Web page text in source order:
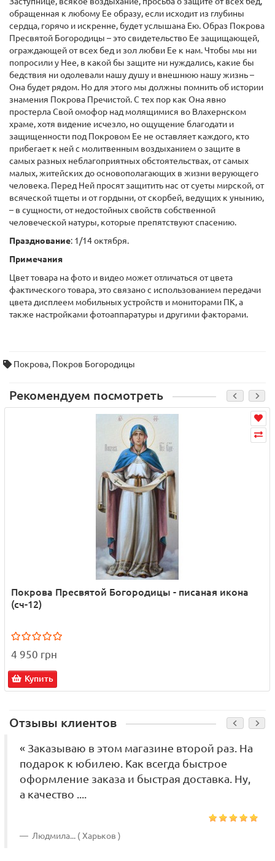
обращенная к любому Ее образу, если исходит из глубины
сердца, горячо и искренне, будет услышана Ею. Образ Покрова
Пресвятой Богородицы – это свидетельство Ее защищающей,
ограждающей от всех бед и зол любви Ее к нам. Чтобы мы ни
попросили у Нее, в какой бы защите ни нуждались, какие бы
бедствия ни одолевали нашу душу и внешнюю нашу жизнь –
Она будет рядом. Но для этого мы должны помнить об истории
знамения Покрова Пречистой. С тех пор как Она явно
простерла Свой омофор над молящимися во Влахернском
храме, хотя видение исчезло, но ощущение благодати и
защищенности под Покровом Ее не оставляет каждого, кто
прибегает к ней с молитвенным воздыханием о защите в
самых разных неблагоприятных обстоятельствах, от самых
малых, житейских до основополагающих в жизни верующего
человека. Перед Ней просят защитить нас от суеты мирской, от
всяческой тщеты и от гордыни, от скорбей, ведущих к унынию,
– в сущности, от недостойных свойств собственной
человеческой натуры, которые препятствуют спасению.
Празднование: 1/14 октября.
Примечания
Цвет товара на фото и видео может отличаться от цвета
фактического товара, это связано с использованием передачи
цвета дисплеем мобильных устройств и мониторами ПК, а
также настройками фотоаппаратуры и другими факторами.
Покрова, Покров Богородицы
Рекомендуем посмотреть
Покрова Пресвятой Богородицы - писаная икона
(сч-12)
4 950 грн
Купить
Отзывы клиентов
« Заказываю в этом магазине второй раз. На
подарок к юбилею. Как всегда быстрое
оформление заказа и быстрая доставка. Ну,
а качество ....
Людмила... ( Харьков )